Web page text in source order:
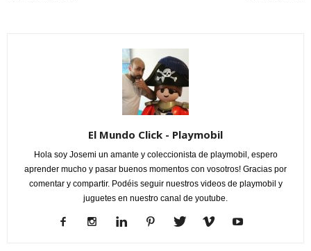
El Mundo Click - Playmobil
Hola soy Josemi un amante y coleccionista de playmobil, espero
aprender mucho y pasar buenos momentos con vosotros! Gracias por
comentar y compartir. Podéis seguir nuestros videos de playmobil y
juguetes en nuestro canal de youtube.